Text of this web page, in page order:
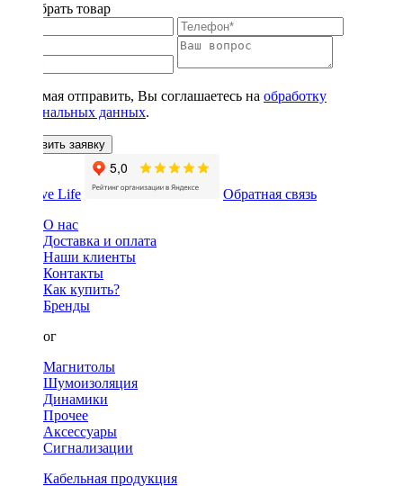
Подобрать товар
Нажимая отправить, Вы соглашаетесь на обработку
персональных данных.
Оставить заявку
Обратная связь
О нас
Доставка и оплата
Наши клиенты
Контакты
Как купить?
Бренды
Каталог
Магнитолы
Шумоизоляция
Динамики
Прочее
Аксессуары
Сигнализации
Кабельная продукция